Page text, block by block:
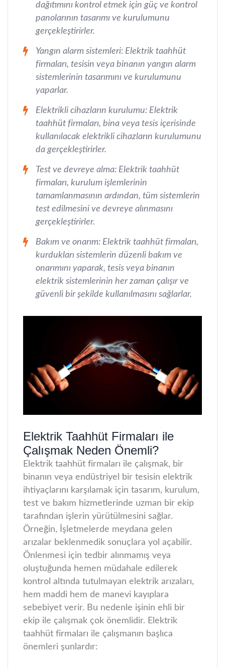
dağıtımını kontrol etmek için güç ve kontrol
panolarının tasarımı ve kurulumunu
gerçekleştirirler.
Yangın alarm sistemleri: Elektrik taahhüt
firmaları, tesisin veya binanın yangın alarm
sistemlerinin tasarımını ve kurulumunu
yaparlar.
Elektrikli cihazların kurulumu: Elektrik
taahhüt firmaları, bina veya tesis içerisinde
kullanılacak elektrikli cihazların kurulumunu
da gerçekleştirirler.
Test ve devreye alma: Elektrik taahhüt
firmaları, kurulum işlemlerinin
tamamlanmasının ardından, tüm sistemlerin
test edilmesini ve devreye alınmasını
gerçekleştirirler.
Bakım ve onarım: Elektrik taahhüt firmaları,
kurdukları sistemlerin düzenli bakım ve
onarımını yaparak, tesis veya binanın
elektrik sistemlerinin her zaman çalışır ve
güvenli bir şekilde kullanılmasını sağlarlar.
Elektrik Taahhüt Firmaları ile
Çalışmak Neden Önemli?
Elektrik taahhüt firmaları ile çalışmak, bir
binanın veya endüstriyel bir tesisin elektrik
ihtiyaçlarını karşılamak için tasarım, kurulum,
test ve bakım hizmetlerinde uzman bir ekip
tarafından işlerin yürütülmesini sağlar.
Örneğin, İşletmelerde meydana gelen
arızalar beklenmedik sonuçlara yol açabilir.
Önlenmesi için tedbir alınmamış veya
oluştuğunda hemen müdahale edilerek
kontrol altında tutulmayan elektrik arızaları,
hem maddi hem de manevi kayıplara
sebebiyet verir. Bu nedenle işinin ehli bir
ekip ile çalışmak çok önemlidir. Elektrik
taahhüt firmaları ile çalışmanın başlıca
önemleri şunlardır: